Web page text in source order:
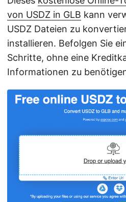
von USDZ in GLB kann
USDZ Dateien zu
installieren. Befolgen Sie
Schritte, ohne eine
Informationen zu